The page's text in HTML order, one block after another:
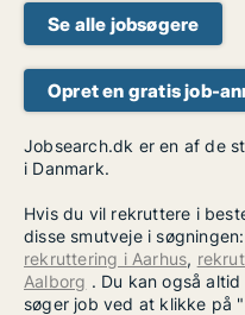
Se alle jobsøgere
Opret en gratis job-
Jobsearch.dk er en af de
i Danmark.
Hvis du vil rekruttere i
disse smutveje i søgningen:
rekruttering i Aarhus,
Aalborg . Du kan også
søger job ved at klikke på